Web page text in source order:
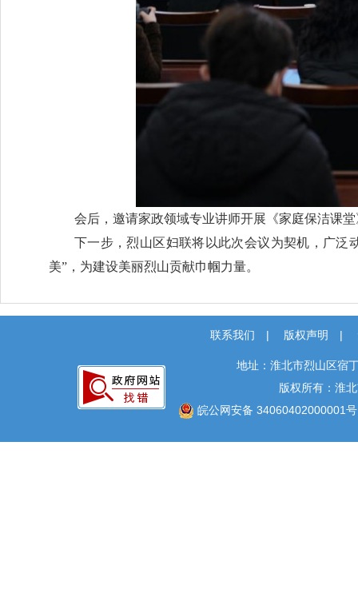
会后，邀请家政领域专业讲师开展《家庭保洁课
下一步，烈山区妇联将以此次会议为契机，广泛
美”，为建设美丽烈山贡献巾帼力量。
联系我们 | 版权声明 |
地址：淮北市烈山区宿
版权所有：淮
皖公网安备 34060402000001号